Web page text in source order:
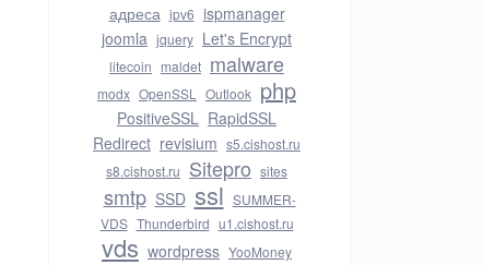
адреса ipv6 ispmanager
joomla jquery Let's Encrypt
litecoin maldet malware
modx OpenSSL Outlook php
PositiveSSL RapidSSL
Redirect revisium s5.cishost.ru
s8.cishost.ru Sitepro sites
smtp SSD ssl SUMMER-
VDS Thunderbird u1.cishost.ru
vds wordpress YooMoney